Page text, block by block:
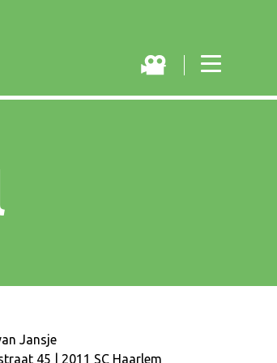
Jansje
45 | 2011 SC Haarlem